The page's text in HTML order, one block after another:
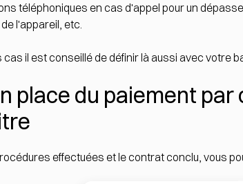
téléphoniques en cas d'appel pour un
l'appareil, etc.
cas il est conseillé de définir là aussi avec votre
place du paiement
effectuées et le contrat conclu, vous